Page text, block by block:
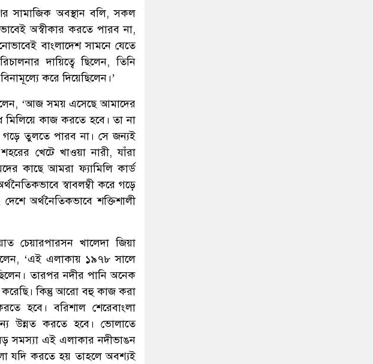
সামাজিক অবস্থান বলি, সকল
অস্বীকার করতে পারব না,
বাংলাদেশ সামনে যেতে
দায়িত্বে ছিলেন, তিনি
বিনামূল্যে করে দিয়েছিলেন।’
‘আজ সময় এসেছে আমাদের
মিলিয়ে কাজ করতে হবে। তা না
গড়ে তুলতে পারব না। সে জন্যই
খেটে খাওয়া নারী, যাঁরা
কাছে আমরা ফ্যামিলি কার্ড
স্বাবলম্বী করে গড়ে
অর্থনৈতিকভাবে শক্তিশালী
চেয়ারপারসন খালেদা জিয়া
‘এই এলাকায় ১৯৭৮ সালে
তারপর নদীর পানি অনেক
করেছি। কিন্তু আরো বহু কাজ করা
হবে। বরিশাল শেরেবাংলা
উন্নত করতে হবে। ভোলাতে
সমস্যা এই এলাকার নদীভাঙন
যদি করতে হয় তাহলে অবশ্যই